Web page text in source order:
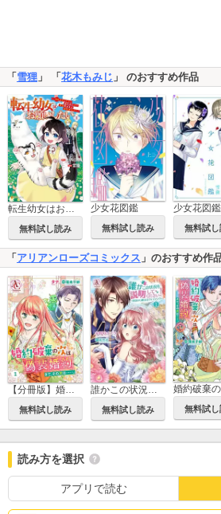
「雪狸 」 「花木もみじ 」 のおすすめ作品
無料試し読み
少女花図鑑
無料試し読み 無料試
「アリアンローズコミックス 」のおすすめ作
【分冊版】婚約破棄の次は偽装婚約。さて、その次は……。
無料試し読み
誰かこの状況を説明してください！ ～契約から始まるウェディング～
無料試し読み 無料試
読み方を選択
アプリで読む